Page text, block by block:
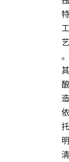
特
工
艺
。
其
酿
造
依
托
明
清